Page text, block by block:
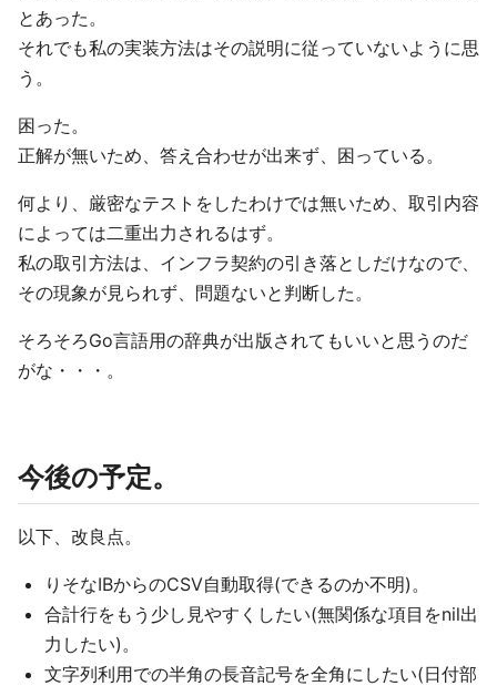
とあった。
それでも私の実装方法はその説明に従っていないように思
う。
困った。
正解が無いため、答え合わせが出来ず、困っている。
何より、厳密なテストをしたわけでは無いため、取引内容
によっては二重出力されるはず。
私の取引方法は、インフラ契約の引き落としだけなので、
その現象が見られず、問題ないと判断した。
そろそろGo言語用の辞典が出版されてもいいと思うのだ
がな・・・。
今後の予定。
以下、改良点。
りそなIBからのCSV自動取得(できるのか不明)。
合計行をもう少し見やすくしたい(無関係な項目をnil出
力したい)。
文字列利用での半角の長音記号を全角にしたい(日付部